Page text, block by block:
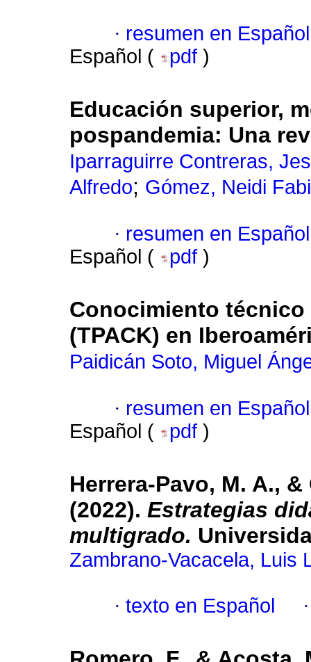
· resumen en Español
Español (
pdf )
Educación superior,
pospandemia: Una
Iparraguirre Contreras,
Alfredo; Gómez, Neidi
· resumen en Español
Español (
pdf )
Conocimiento
(TPACK) en
Paidicán Soto, Miguel
· resumen en Español
Español (
pdf )
Herrera-Pavo, M. A.,
(2022). Estrategias
multigrado.
Zambrano-Vacacela, Luis
· texto en Español